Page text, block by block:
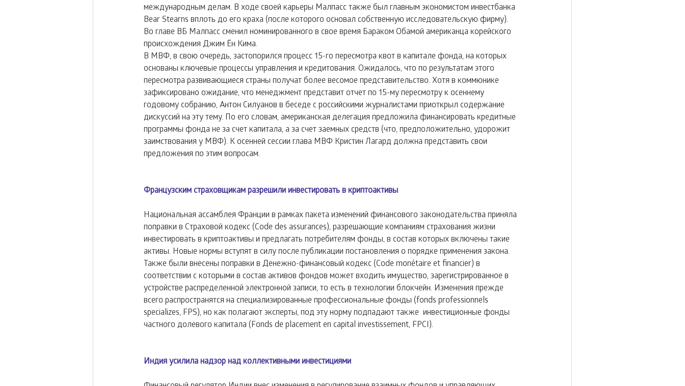
международным делам. В ходе своей карьеры Малпасс также был главным экономистом инвестбанка
Bear Stearns вплоть до его краха (после которого основал собственную исследовательскую фирму).
Во главе ВБ Малпасс сменил номинированного в свое время Бараком Обамой американца корейского
происхождения Джим Ён Кима.
В МВФ, в свою очередь, застопорился процесс 15-го пересмотра квот в капитале фонда, на которых
основаны ключевые процессы управления и кредитования. Ожидалось, что по результатам этого
пересмотра развивающиеся страны получат более весомое представительство. Хотя в коммюнике
зафиксировано ожидание, что менеджмент представит отчет по 15-му пересмотру к осеннему
годовому собранию, Антон Силуанов в беседе с российскими журналистами приоткрыл содержание
дискуссий на эту тему. По его словам, американская делегация предложила финансировать кредитные
программы фонда не за счет капитала, а за счет заемных средств (что, предположительно, удорожит
заимствования у МВФ). К осенней сессии глава МВФ Кристин Лагард должна представить свои
предложения по этим вопросам.
Французским страховщикам разрешили инвестировать в криптоактивы
Национальная ассамблея Франции в рамках пакета изменений финансового законодательства приняла
поправки в Страховой кодекс (Code des assurances), разрешающие компаниям страхования жизни
инвестировать в криптоактивы и предлагать потребителям фонды, в состав которых включены такие
активы. Новые нормы вступят в силу после публикации постановления о порядке применения закона.
Также были внесены поправки в Денежно-финансовый кодекс (Code monétaire et financier) в
соответствии с которыми в состав активов фондов может входить имущество, зарегистрированное в
устройстве распределенной электронной записи, то есть в технологии блокчейн. Изменения прежде
всего распространятся на специализированные профессиональные фонды (fonds professionnels
specializes, FPS), но как полагают эксперты, под эту норму подпадают также  инвестиционные фонды
частного долевого капитала (Fonds de placement en capital investissement, FPCI).
Индия усилила надзор над коллективными инвестициями